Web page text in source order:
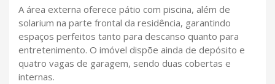
A área externa oferece pátio com piscina, além de
solarium na parte frontal da residência, garantindo
espaços perfeitos tanto para descanso quanto para
entretenimento. O imóvel dispõe ainda de depósito e
quatro vagas de garagem, sendo duas cobertas e
internas.